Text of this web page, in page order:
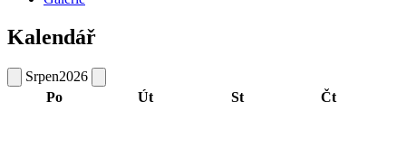
Kalendář
Srpen2026
Po
Út St Čt